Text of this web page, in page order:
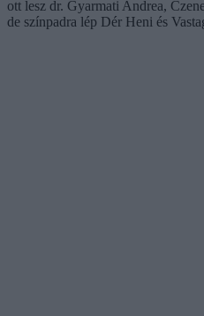
ott lesz dr. Gyarmati Andrea,
de színpadra lép Dér Heni és